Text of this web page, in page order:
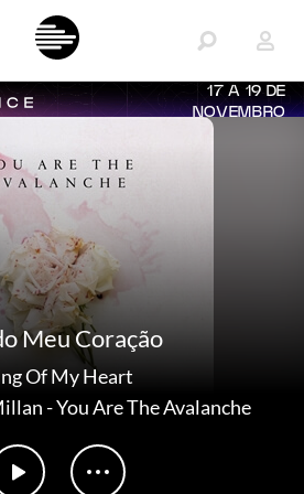
17 A 19 DE
NOVEMBRO
Meu Coração
Of My Heart
-You Are The Avalanche